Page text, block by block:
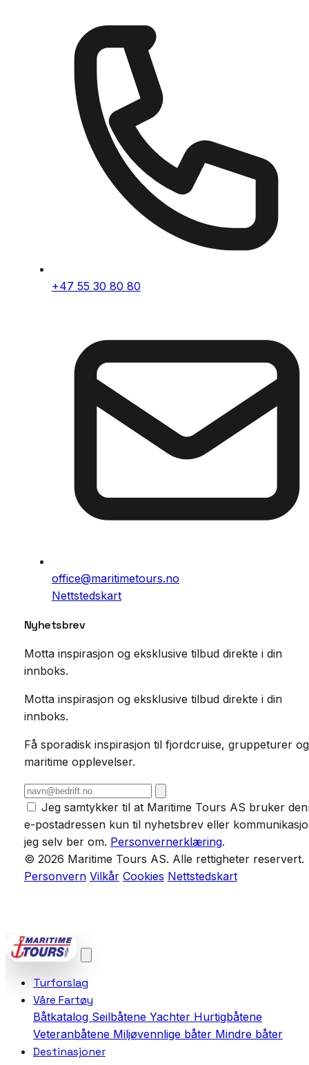
+47 55 30 80 80
office@maritimetours.no
Nettstedskart
Nyhetsbrev
Motta inspirasjon og eksklusive tilbud direkte i din
innboks.
Motta inspirasjon og eksklusive tilbud direkte i din
innboks.
Få sporadisk inspirasjon til fjordcruise, gruppeturer og
maritime opplevelser.
Jeg samtykker til at Maritime Tours AS bruker
e-postadressen kun til nyhetsbrev eller
jeg selv ber om. Personvernerklæring.
© 2026 Maritime Tours AS. Alle rettigheter reservert.
Personvern Vilkår Cookies Nettstedskart
Turforslag
Våre Fartøy
Båtkatalog Seilbåtene Yachter Hurtigbåtene
Veteranbåtene Miljøvennlige båter Mindre båter
Destinasjoner